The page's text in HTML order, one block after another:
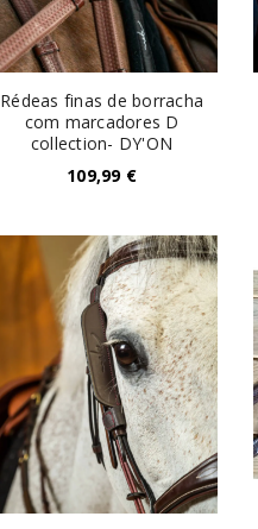
Rédeas finas de borracha
com marcadores D
collection- DY'ON
109,99 €